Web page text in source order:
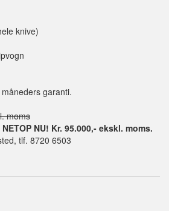
knive)
garanti.
moms
NU! Kr. 95.000,- ekskl. moms.
tlf. 8720 6503